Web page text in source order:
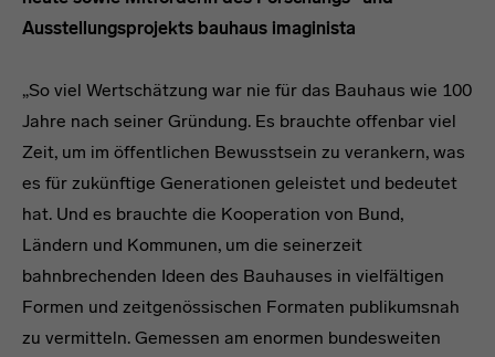
Ausstellungsprojekts bauhaus imaginista
„So viel Wertschätzung war nie für das Bauhaus wie 100
Jahre nach seiner Gründung. Es brauchte offenbar viel
Zeit, um im öffentlichen Bewusstsein zu verankern, was
es für zukünftige Generationen geleistet und bedeutet
hat. Und es brauchte die Kooperation von Bund,
Ländern und Kommunen, um die seinerzeit
bahnbrechenden Ideen des Bauhauses in vielfältigen
Formen und zeitgenössischen Formaten publikumsnah
zu vermitteln. Gemessen am enormen bundesweiten